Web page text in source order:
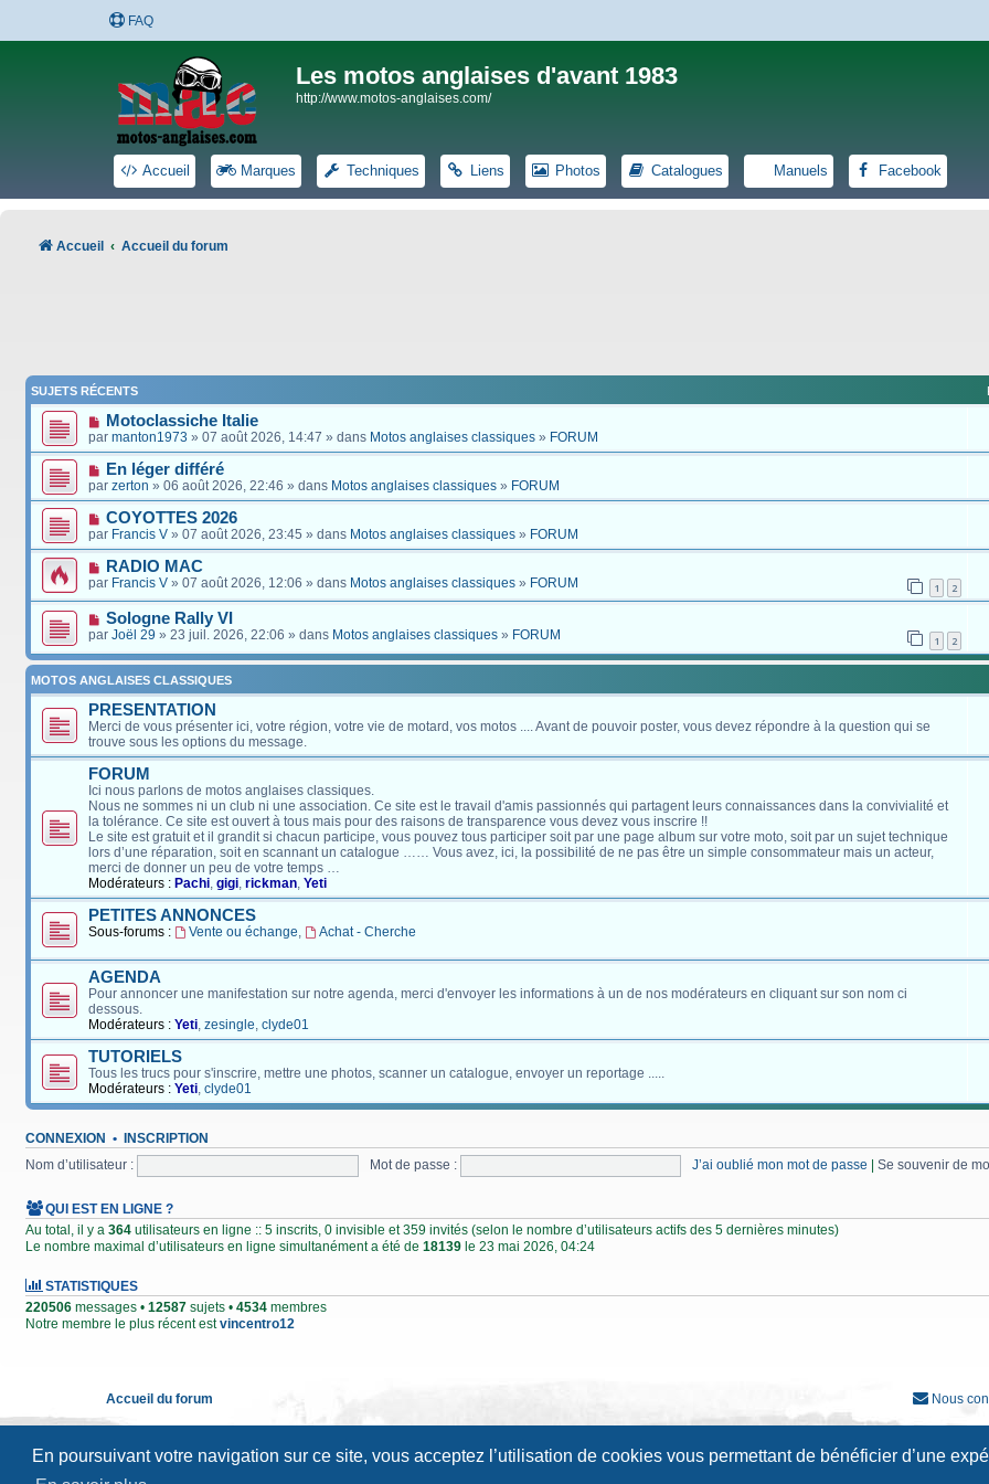
En poursuivant votre navigation sur ce site, vous acceptez l’utilisation de cookies vous permettant de bénéficier d’une
FAQ
Les motos anglaises d'avant 1983
http://www.motos-anglaises.com/
Accueil Marques Techniques Liens Photos Catalogues Manuels Facebook
Accueil Accueil du forum
SUJETS RÉCENTS
Motoclassiche Italie
par manton1973 » 07 août 2026, 14:47 » dans Motos anglaises classiques » FORUM
En léger différé
par zerton » 06 août 2026, 22:46 » dans Motos anglaises classiques » FORUM
COYOTTES 2026
par Francis V » 07 août 2026, 23:45 » dans Motos anglaises classiques » FORUM
RADIO MAC
1 2
par Francis V » 07 août 2026, 12:06 » dans Motos anglaises classiques » FORUM
Sologne Rally VI
1 2
par Joël 29 » 23 juil. 2026, 22:06 » dans Motos anglaises classiques » FORUM
MOTOS ANGLAISES CLASSIQUES
PRESENTATION
Merci de vous présenter ici, votre région, votre vie de motard, vos motos .... Avant de pouvoir poster, vous devez répondre à la question qui se
trouve sous les options du message.
FORUM
Ici nous parlons de motos anglaises classiques.
Nous ne sommes ni un club ni une association. Ce site est le travail d'amis passionnés qui partagent leurs connaissances dans la convivialité et
la tolérance. Ce site est ouvert à tous mais pour des raisons de transparence vous devez vous inscrire !!
Le site est gratuit et il grandit si chacun participe, vous pouvez tous participer soit par une page album sur votre moto, soit par un sujet technique
lors d’une réparation, soit en scannant un catalogue …… Vous avez, ici, la possibilité de ne pas être un simple consommateur mais un acteur,
merci de donner un peu de votre temps …
Modérateurs : Pachi, gigi, rickman, Yeti
PETITES ANNONCES
Sous-forums : Vente ou échange, Achat - Cherche
AGENDA
Pour annoncer une manifestation sur notre agenda, merci d'envoyer les informations à un de nos modérateurs en cliquant sur son nom ci
dessous.
Modérateurs : Yeti, zesingle, clyde01
TUTORIELS
Tous les trucs pour s'inscrire, mettre une photos, scanner un catalogue, envoyer un reportage .....
Modérateurs : Yeti, clyde01
CONNEXION • INSCRIPTION
Nom d’utilisateur : Mot de passe : J’ai oublié mon mot de passe Se souvenir de
QUI EST EN LIGNE ?
Au total, il y a 364 utilisateurs en ligne :: 5 inscrits, 0 invisible et 359 invités (selon le nombre d’utilisateurs actifs des 5 dernières minutes)
Le nombre maximal d’utilisateurs en ligne simultanément a été de 18139 le 23 mai 2026, 04:24
STATISTIQUES
220506 messages • 12587 sujets • 4534 membres
Notre membre le plus récent estvincentro12
Accueil du forum Nous
Traduction française officielle©Qiaeru